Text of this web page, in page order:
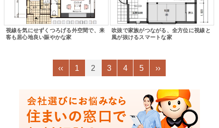
視線を気にせずくつろげる外空間で、来
客も居心地良い賑やかな家
吹抜で家族がつながる、全方位に視線と
風が抜けるスマートな家
‹‹ 1 2 3 4 5 ››